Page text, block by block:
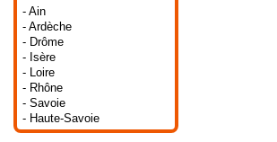
- Ain
- Ardèche
- Drôme
- Isère
- Loire
- Rhône
- Savoie
- Haute-Savoie